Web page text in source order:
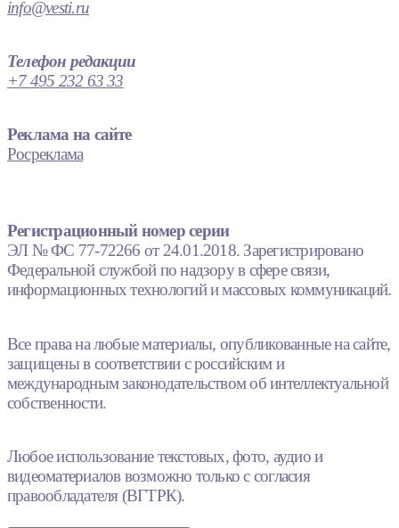
info@vesti.ru
Телефон редакции
+7 495 232 63 33
Реклама на сайте
Росреклама
Регистрационный номер серии
ЭЛ № ФС 77-72266 от 24.01.2018. Зарегистрировано
Федеральной службой по надзору в сфере связи,
информационных технологий и массовых коммуникаций.
Все права на любые материалы, опубликованные на сайте,
защищены в соответствии с российским и
международным законодательством об интеллектуальной
собственности.
Любое использование текстовых, фото, аудио и
видеоматериалов возможно только с согласия
правообладателя (ВГТРК).